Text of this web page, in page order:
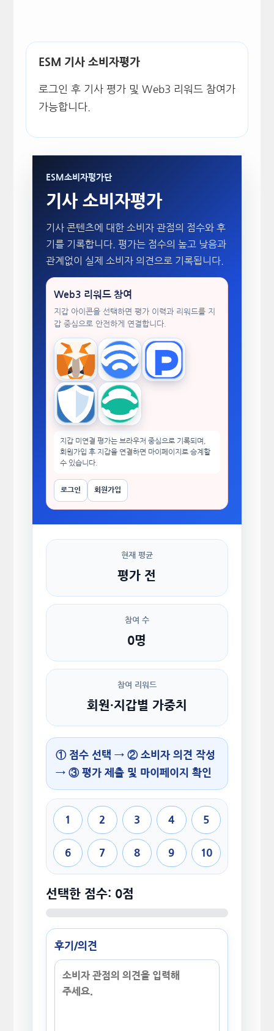
ESM 기사 소비자평가
로그인 후 기사 평가 및 Web3 리워드 참여가
가능합니다.
ESM소비자평가단
기사 소비자평가
기사 콘텐츠에 대한 소비자 관점의 점수와 후
기를 기록합니다. 평가는 점수의 높고 낮음과
관계없이 실제 소비자 의견으로 기록됩니다.
Web3 리워드 참여
지갑 아이콘을 선택하면 평가 이력과 리워드를 지
갑 중심으로 안전하게 연결합니다.
MetaMask WalletConnectTokenPocket
Trust Wallet imToken
지갑 미연결 평가는 브라우저 중심으로 기록되며,
회원가입 후 지갑을 연결하면 마이페이지로 승계할
수 있습니다.
로그인 회원가입
현재 평균
평가 전
참여 수
0명
참여 리워드
회원·지갑별 가중치
① 점수 선택 → ② 소비자 의견 작성
→ ③ 평가 제출 및 마이페이지 확인
1 2 3 4 5
6 7 8 9 10
선택한 점수: 0점
후기/의견